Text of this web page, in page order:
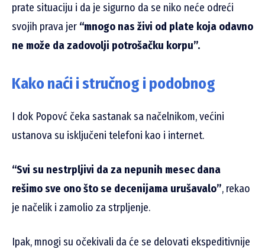
prate situaciju i da je sigurno da se niko neće odreći
svojih prava jer “mnogo nas živi od plate koja odavno
ne može da zadovolji potrošačku korpu”.
Kako naći i stručnog i podobnog
I dok Popovć čeka sastanak sa načelnikom, većini
ustanova su isključeni telefoni kao i internet.
“Svi su nestrpljivi da za nepunih mesec dana
rešimo sve ono što se decenijama urušavalo”, rekao
je načelik i zamolio za strpljenje.
Ipak, mnogi su očekivali da će se delovati ekspeditivnije